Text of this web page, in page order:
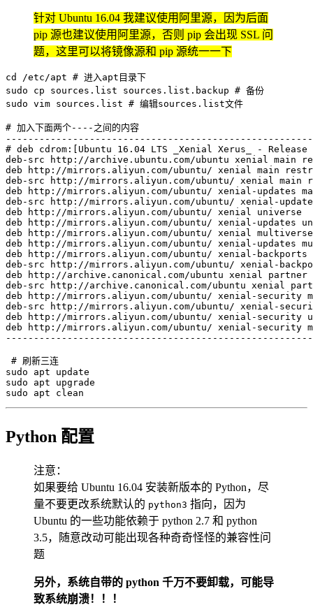
针对 Ubuntu 16.04 我建议使用阿里源，因为后面
pip 源也建议使用阿里源，否则 pip 会出现 SSL 问
题，这里可以将镜像源和 pip 源统一一下
cd /etc/apt # 进入apt目录下
sudo
cp sources.list sources.list.backup # 备份
sudo vim sources.list # 编辑sources.list文件
# 加入下面两个----之间的内容
# deb cdrom:[Ubuntu 16.04 LTS _Xenial Xerus_ -
deb-src http://archive.ubuntu.com/ubuntu xenial main
deb http://mirrors.aliyun.com/ubuntu/ xenial main
deb-src http://mirrors.aliyun.com/ubuntu/ xenial
deb http://mirrors.aliyun.com/ubuntu/ xenial-updates
deb-src http://mirrors.aliyun.com/ubuntu/ xenial-
deb http://mirrors.aliyun.com/ubuntu/ xenial universe
deb http://mirrors.aliyun.com/ubuntu/ xenial-updates
deb http://mirrors.aliyun.com/ubuntu/ xenial multiverse
deb http://mirrors.aliyun.com/ubuntu/ xenial-updates
deb http://mirrors.aliyun.com/ubuntu/ xenial-
deb-src http://mirrors.aliyun.com/ubuntu/ xenial-
deb http://archive.canonical.com/ubuntu xenial partner
deb-src http://archive.canonical.com/ubuntu xenial
deb http://mirrors.aliyun.com/ubuntu/ xenial-security
deb-src http://mirrors.aliyun.com/ubuntu/ xenial-
deb http://mirrors.aliyun.com/ubuntu/ xenial-security
deb http://mirrors.aliyun.com/ubuntu/ xenial-security
# 刷新三连
sudo
apt
sudo
apt
sudo
apt clean
Python 配置
注意：
如果要给 Ubuntu 16.04 安装新版本的 Python，尽
量不要更改系统默认的 python3 指向，因为
Ubuntu 的一些功能依赖于 python 2.7 和 python
3.5，随意改动可能出现各种奇奇怪怪的兼容性问
题
另外，系统自带的 python 千万不要卸载，可能导
致系统崩溃！！！